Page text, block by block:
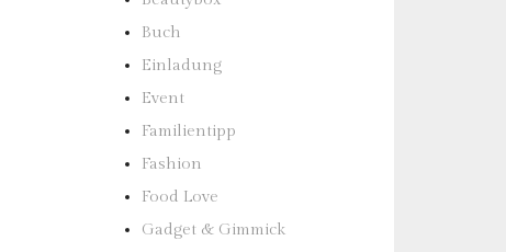
Buch
Einladung
Event
Familientipp
Fashion
Food Love
Gadget & Gimmick